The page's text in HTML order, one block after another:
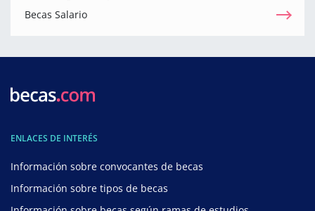
Becas Salario
ENLACES DE INTERÉS
Información sobre convocantes de becas
Información sobre tipos de becas